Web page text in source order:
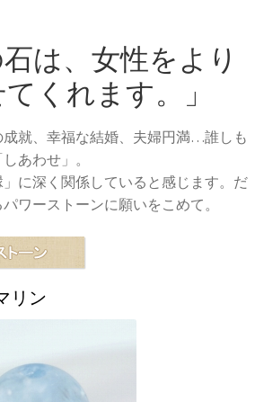
石は、女性をより
くれます。」
就、幸福な結婚、夫婦円満…誰しも
あわせ」。
に深く関係していると感じます。だ
ワーストーンに願いをこめて。
リン